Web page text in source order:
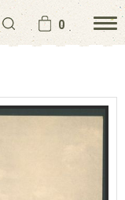
0